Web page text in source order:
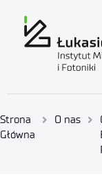
Strona
Główna
O nas